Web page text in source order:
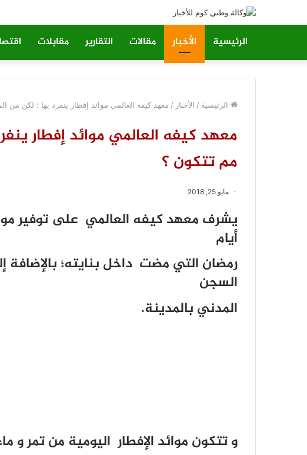
الرئيسية الأخبار مقالات التقارير مقابلات
الرئيسية / الأخبار / معهد كيفه العالمي موائد إفطار ينفرد بها ؛ لكن من
معهد كيفه العالمي موائد إفطار
مم تتكون ؟
مايو 25, 2018
يشرف معهد كيفه العالمي على توفير
أيام
رمضان التي مضت داخل بنايته؛ بالإضافة
السجن
المدني بالمدينة.
و تتكون موائد الإفطار اليومية من تمر و